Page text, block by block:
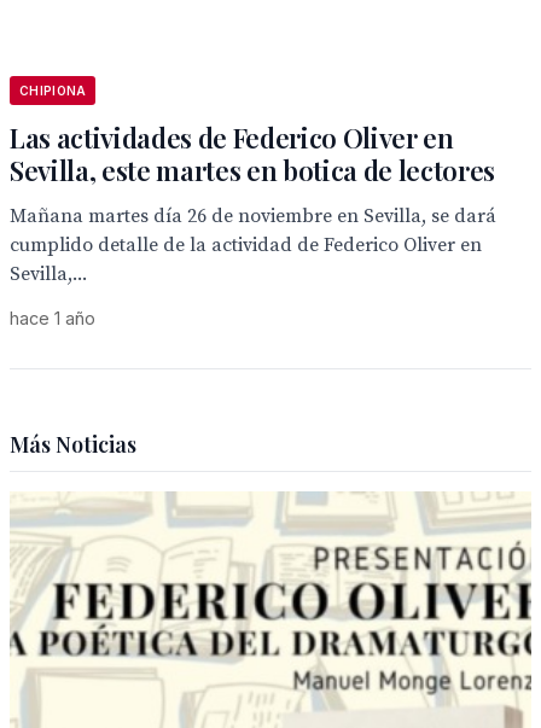
CHIPIONA
Las actividades de Federico Oliver en
Sevilla, este martes en botica de lectores
Mañana martes día 26 de noviembre en Sevilla, se dará
cumplido detalle de la actividad de Federico Oliver en
Sevilla,...
hace 1 año
Más Noticias